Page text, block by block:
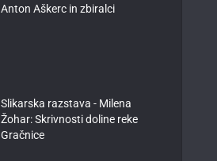
Anton Aškerc in zbiralci
Slikarska razstava - Milena
Žohar: Skrivnosti doline reke
Gračnice